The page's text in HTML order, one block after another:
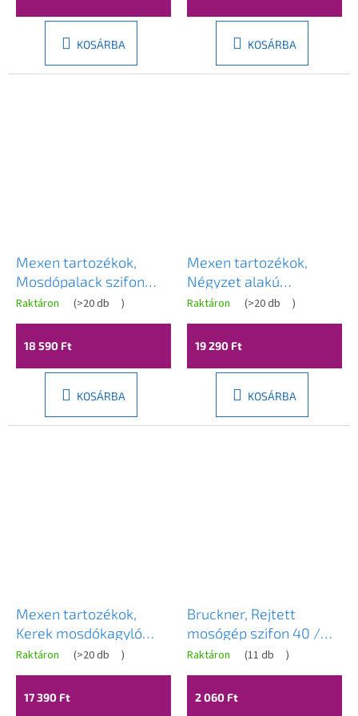
KOSÁRBA KOSÁRBA
Mexen tartozékok,
Mosdópalack szifon
kerek, click-clack
dugóval, túlfolyó nélkül,
grafit, 7991050-66
Raktáron (>20 db )
18 590 Ft
KOSÁRBA
Mexen tartozékok,
Négyzet alakú
mosdószifon, kattanós
dugóval, túlfolyóval,
grafit, 7992060-66
Raktáron (>20 db )
19 290 Ft
KOSÁRBA
Mexen tartozékok,
Kerek mosdókagyló
szifon kattanós
kerámia dugóval,
túlfolyóval, fekete,
Raktáron (>20 db )
17 390 Ft
Bruckner, Rejtett
mosógép szifon 40 /
50mm, rozsdamentes
acél, 168.023.3
Raktáron (11 db )
2 060 Ft